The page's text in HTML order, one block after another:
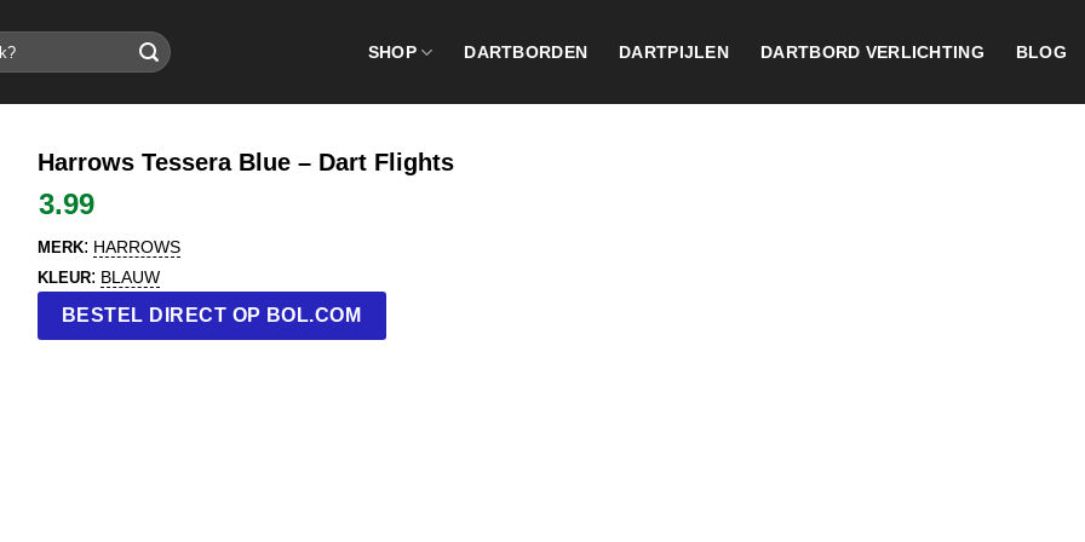
SHOP DARTBORDEN DARTPIJLEN DARTBORD VERLICHTING BLOG
Harrows Tessera Blue – Dart Flights
3.99
MERK: HARROWS
KLEUR: BLAUW
BESTEL DIRECT OP BOL.COM